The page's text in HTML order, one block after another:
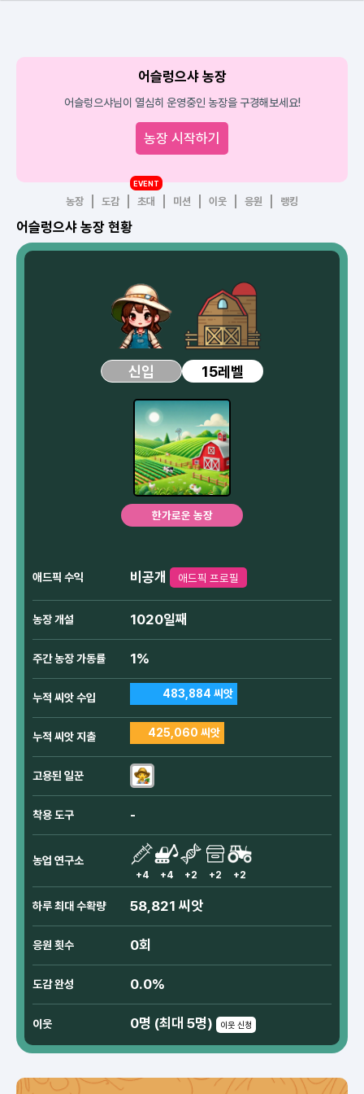
어슬렁으샤 농장
어슬렁으샤님이 열심히 운영중인 농장을 구경해보세요!
농장 시작하기
농장 도감 초대
EVENT
미션 이웃 응원 랭킹
어슬렁으샤 농장 현황
신입 15레벨
한가로운 농장
애드픽 수익 비공개 애드픽 프로필
농장 개설 1020일째
주간 농장 가동률 1%
누적 씨앗 수입 483,884 씨앗
누적 씨앗 지출 425,060 씨앗
고용된 일꾼
착용 도구 -
농업 연구소
+4 +4 +2 +2 +2
하루 최대 수확량 58,821 씨앗
응원 횟수 0회
도감 완성 0.0%
이웃 0명 (최대 5명) 이웃 신청